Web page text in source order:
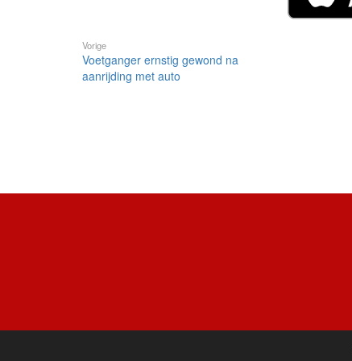
Vorige
Voetganger ernstig gewond na
aanrijding met auto